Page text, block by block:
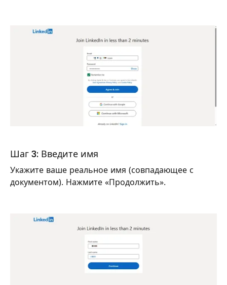
Шаг 3: Введите имя
Укажите ваше реальное имя (совпадающее с
документом). Нажмите «Продолжить».